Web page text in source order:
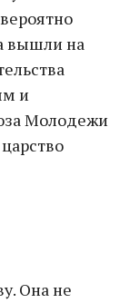
вышли на
и
Молодежи
Она не